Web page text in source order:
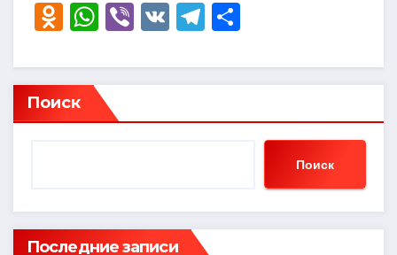
O
n
o
kl
ni
ki
W
at
s
A
Vi
er
V
T
e
a
р
в
ть
Поиск
Поиск
Последние записи